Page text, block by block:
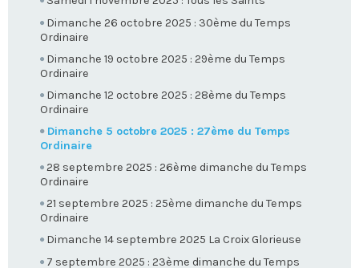
Dimanche 26 octobre 2025 : 30ème du Temps
Ordinaire
Dimanche 19 octobre 2025 : 29ème du Temps
Ordinaire
Dimanche 12 octobre 2025 : 28ème du Temps
Ordinaire
Dimanche 5 octobre 2025 : 27ème du Temps
Ordinaire
28 septembre 2025 : 26ème dimanche du Temps
Ordinaire
21 septembre 2025 : 25ème dimanche du Temps
Ordinaire
Dimanche 14 septembre 2025 La Croix Glorieuse
7 septembre 2025 : 23ème dimanche du Temps